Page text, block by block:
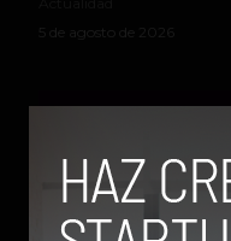
5 de agosto de 2026